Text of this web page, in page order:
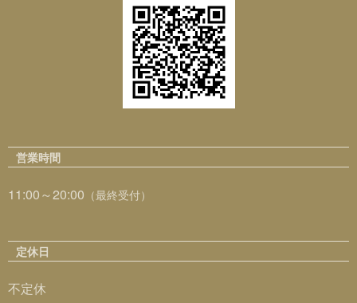
営業時間
11:00～20:00 （最終受付）
定休日
不定休